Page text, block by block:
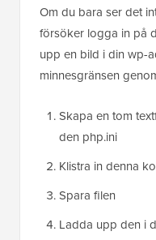
Om du bara ser det
försöker logga in på
upp en bild i din wp-
minnesgränsen
Skapa en tom
den php.ini
Klistra in denna
Spara filen
Ladda upp den i